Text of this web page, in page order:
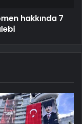
hakkında 7